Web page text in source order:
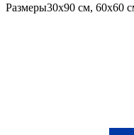
Размеры30х90 см, 60х60